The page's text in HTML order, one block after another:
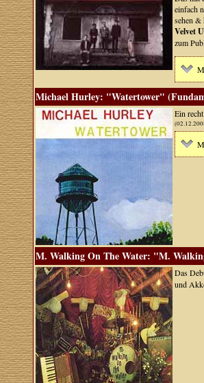
einfach
sehen &
Velvet
zum
Michael Hurley: "Watertower"
Ein
M. Walking On The Water: "M.
Das
und